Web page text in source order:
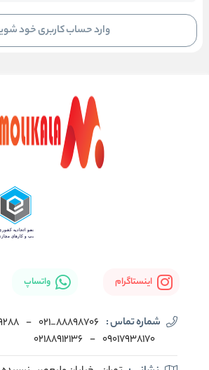
وارد حساب کاربری خود
اینستاگرام واتساپ
شماره تماس : 88898706_021
-
۰۹۰۱۷۹۳۸۱۷۰ -
02188912136